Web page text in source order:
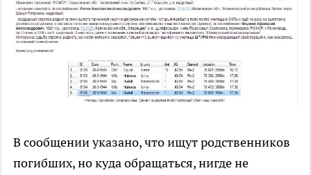
В сообщении указано, что ищут родственников
погибших, но куда обращаться, нигде не